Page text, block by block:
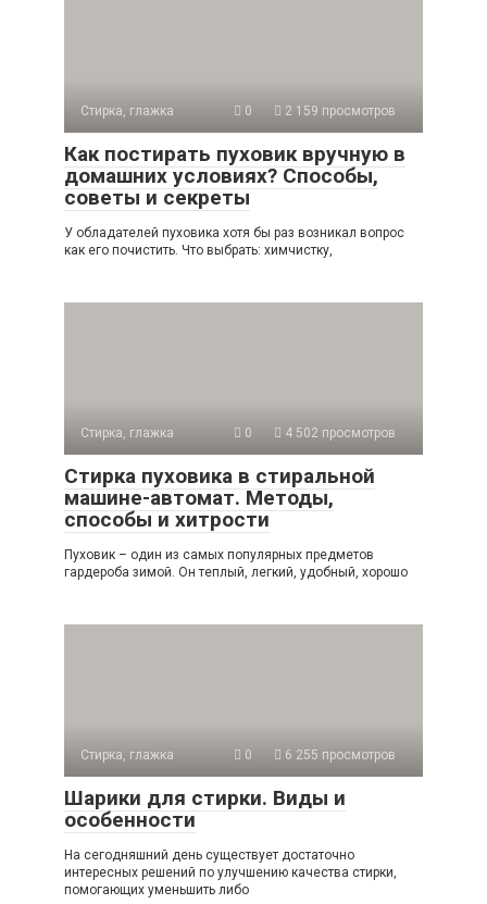
Стирка, глажка 0 2 159 просмотров
Как постирать пуховик вручную в
домашних условиях? Способы,
советы и секреты
У обладателей пуховика хотя бы раз возникал вопрос
как его почистить. Что выбрать: химчистку,
Стирка, глажка 0 4 502 просмотров
Стирка пуховика в стиральной
машине-автомат. Методы,
способы и хитрости
Пуховик – один из самых популярных предметов
гардероба зимой. Он теплый, легкий, удобный, хорошо
Стирка, глажка 0 6 255 просмотров
Шарики для стирки. Виды и
особенности
На сегодняшний день существует достаточно
интересных решений по улучшению качества стирки,
помогающих уменьшить либо